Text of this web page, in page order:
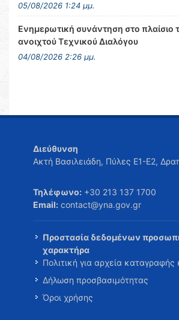
05/08/2026 1:24 μμ.
Ενημερωτική συνάντηση στο πλαίσιο
ανοιχτού Τεχνικού Διαλόγου
04/08/2026 2:26 μμ.
Διεύθυνση
Ακτή Βασιλειάδη, Πύλες Ε1-Ε2,
Τηλέφωνο: +30 213 137 1700
Email: contact@yna.gov.gr
Προστασία δεδομένων
χαρακτήρα
Πολιτική για αρχεία καταγραφής
Δήλωση προσβασιμότητας
Όροι χρήσης